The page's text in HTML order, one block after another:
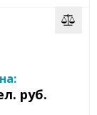
руб.